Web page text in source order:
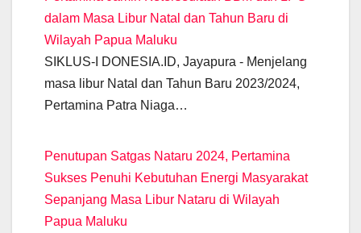
dalam Masa Libur Natal dan Tahun Baru di
Wilayah Papua Maluku
SIKLUS-I DONESIA.ID, Jayapura - Menjelang
masa libur Natal dan Tahun Baru 2023/2024,
Pertamina Patra Niaga…
Penutupan Satgas Nataru 2024, Pertamina
Sukses Penuhi Kebutuhan Energi Masyarakat
Sepanjang Masa Libur Nataru di Wilayah
Papua Maluku